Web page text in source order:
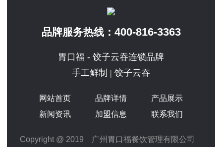
品牌服务热线： 400-816-3363
胃口福 - 饺子云吞连锁品牌
手工鲜制 | 饺子云吞
网站首页 品牌详情
产品展示
新闻资讯
加盟信息 联系我们
Copyright @ 2019 广州胃口福餐饮管理有限公司